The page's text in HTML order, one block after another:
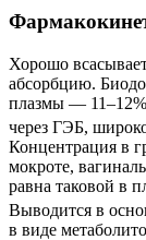
Хорошо
абсорбцию.
плазмы —
через ГЭБ,
Концентрация в
мокроте,
равна таковой в
Выводится в
в виде